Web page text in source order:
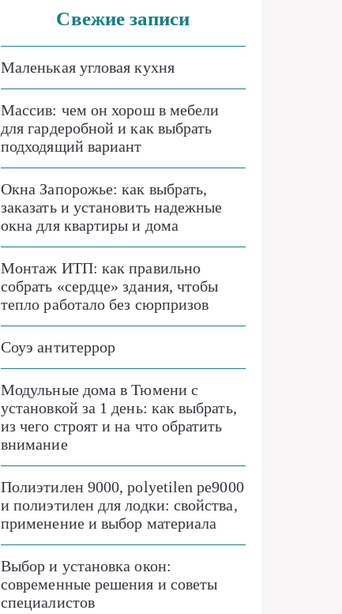
Свежие записи
Маленькая угловая кухня
Массив: чем он хорош в мебели
для гардеробной и как выбрать
подходящий вариант
Окна Запорожье: как выбрать,
заказать и установить надежные
окна для квартиры и дома
Монтаж ИТП: как правильно
собрать «сердце» здания, чтобы
тепло работало без сюрпризов
Соуэ антитеррор
Модульные дома в Тюмени с
установкой за 1 день: как выбрать,
из чего строят и на что обратить
внимание
Полиэтилен 9000, polyetilen pe9000
и полиэтилен для лодки: свойства,
применение и выбор материала
Выбор и установка окон:
современные решения и советы
специалистов